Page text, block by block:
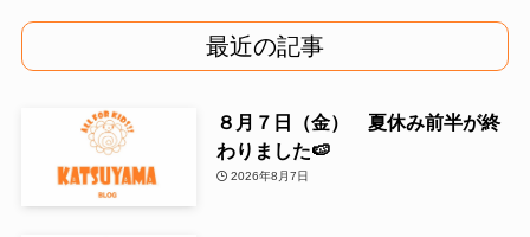
最近の記事
８月７日（金） 夏休み前半が終
わりました🍉
2026年8月7日